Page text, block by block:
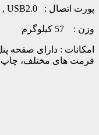
پورت اتصال : 10/100/1000baseT , USB2.0
وزن : 57 کیلوگرم
امکانات : دارای صفحه
فرمت های مختلف، چاپ